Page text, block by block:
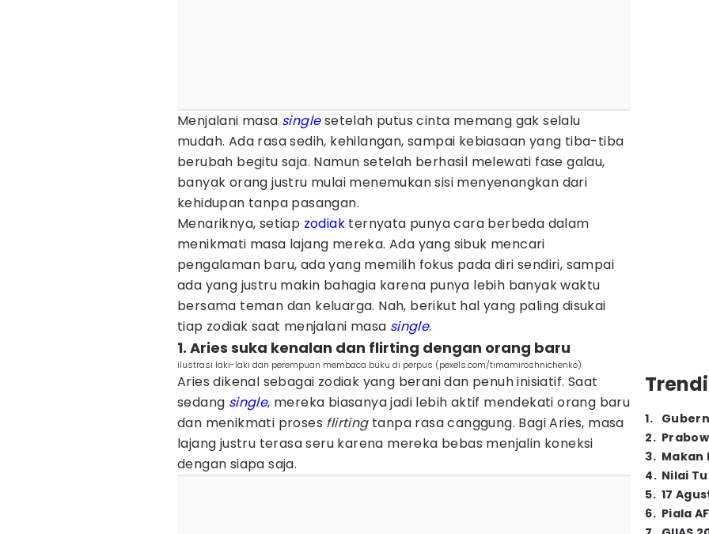
Menjalani masa singlesetelah putus cinta memang gak selalu
mudah. Ada rasa sedih, kehilangan, sampai kebiasaan yang tiba-tiba
berubah begitu saja. Namun setelah berhasil melewati fase galau,
banyak orang justru mulai menemukan sisi menyenangkan dari
kehidupan tanpa pasangan.
Menariknya, setiap zodiak ternyata punya cara berbeda dalam
menikmati masa lajang mereka. Ada yang sibuk mencari
pengalaman baru, ada yang memilih fokus pada diri sendiri, sampai
ada yang justru makin bahagia karena punya lebih banyak waktu
bersama teman dan keluarga. Nah, berikut hal yang paling disukai
tiap zodiak saat menjalani masa single.
1. Aries suka kenalan dan flirting dengan orang baru
ilustrasi laki-laki dan perempuan membaca buku di perpus (pexels.com/timamiroshnichenko)
Aries dikenal sebagai zodiak yang berani dan penuh inisiatif. Saat
sedang single, mereka biasanya jadi lebih aktif mendekati orang baru
dan menikmati proses flirting tanpa rasa canggung. Bagi Aries, masa
lajang justru terasa seru karena mereka bebas menjalin koneksi
dengan siapa saja.
1.
2.
3. Makan
4. Nilai
5. 17
6. Piala